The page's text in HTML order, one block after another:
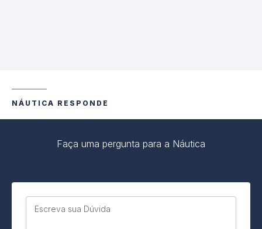
NÁUTICA RESPONDE
Faça uma pergunta para a Náutica
Escreva sua Dúvida